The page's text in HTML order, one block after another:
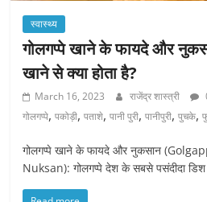
स्वास्थ्य
गोलगप्पे खाने के फायदे और
खाने से क्या होता है?
March 16, 2023 राजेंद्र शास्त्री
गोलगप्पे,पकोड़ी,पताशे,पानी पुरी,पानीपुरी,पुचके,
गोलगप्पे खाने के फायदे और नुकसान
Nuksan): गोलगप्पे देश के सबसे पसंदीदा